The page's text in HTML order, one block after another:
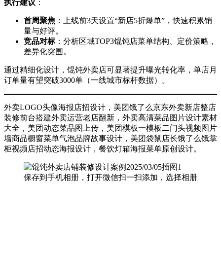
执行建议 ：
首周聚焦 ：上线前3天设置“新店5折爆单”，快速积累销
量与好评。
竞品对标：分析区域TOP3馄饨店菜单结构、定价策略，
差异化突围。
通过精细化设计，馄饨外卖店可显著提升曝光转化率，单店月
订单量有望突破3000单（一线城市标杆数据）。
外卖LOGO头像海报店招设计，美团饿了么京东外卖新店整店
装修前台搭建外卖运营老店翻新，外卖高清菜品图片设计素材
大全，美团动态菜品图上传，美团模板一模板二门头视频图片
墙商品橱窗菜单气泡品牌故事设计，美团袋鼠店长饿了么饿掌
柜视频店招动态海报设计，餐饮灯箱海报菜单原创设计。
保存到手机相册，打开微信扫一扫添加，选择相册